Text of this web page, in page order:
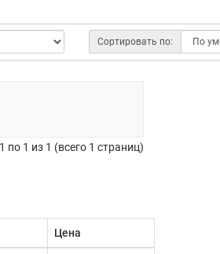
Сортировать по:
по 1 из 1 (всего 1 страниц)
Цена